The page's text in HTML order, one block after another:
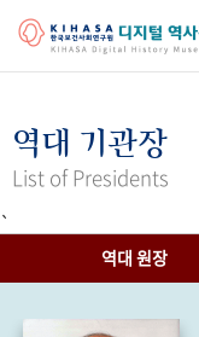
걸어온 길 기관 변천사
연구 역사
정책과 연구 키워드
역대 기관장
List of Presidents
`
역대 원장